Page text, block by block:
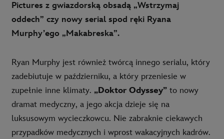
Pictures z gwiazdorską obsadą „Wstrzymaj
oddech” czy nowy serial spod ręki Ryana
Murphy’ego „Makabreska”.
Ryan Murphy jest również twórcą innego serialu, który
zadebiutuje w październiku, a który przeniesie w
zupełnie inne klimaty. „Doktor Odyssey” to nowy
dramat medyczny, a jego akcja dzieje się na
luksusowym wycieczkowcu. Nie zabraknie ciekawych
przypadków medycznych i wprost wakacyjnych kadrów.